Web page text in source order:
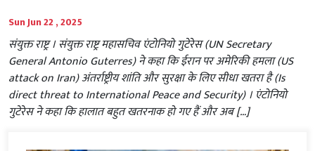
Sun Jun 22 , 2025
संयुक्त राष्ट्र । संयुक्त राष्ट्र महासचिव एंटोनियो गुटेरेस (UN Secretary
General Antonio Guterres) ने कहा कि ईरान पर अमेरिकी हमला (US
attack on Iran) अंतर्राष्ट्रीय शांति और सुरक्षा के लिए सीधा खतरा है (Is
direct threat to International Peace and Security) । एंटोनियो
गुटेरेस ने कहा कि हालात बहुत खतरनाक हो गए हैं और अब […]